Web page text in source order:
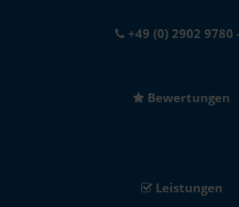
+49 (0) 2902 9780
Bewertungen
Leistungen